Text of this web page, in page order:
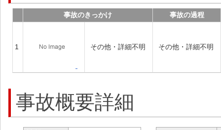
事故のきっかけ 事故の過程
1 その他・詳細不明 その他・詳細不明
事故概要詳細